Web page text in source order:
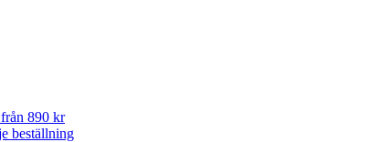
från 890 kr
beställning